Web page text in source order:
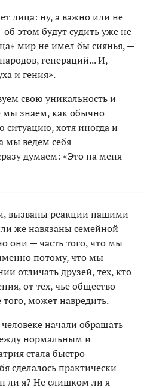
лица: ну, а важно или не
этом будут судить уже не
мир не имел бы сиянья, —
генераций... И,
и гения».
свою уникальность и
мы знаем, как обычно
ситуацию, хотя иногда и
мы ведем себя
думаем: «Это на меня
вызваны реакции нашими
же навязаны семейной
они — часть того, что мы
потому, что мы
отличать друзей, тех, кто
от тех, чье общество
может навредить.
начали обращать
нормальным и
стала быстро
сделалось практически
ли я? Не слишком ли я